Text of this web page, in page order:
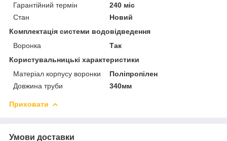
Гарантійний термін
240 міс
Стан
Новий
Комплектація системи водовідведення
Воронка
Так
Користувальницькі характеристики
Матеріал корпусу воронки
Поліпропілен
Довжина труби
340мм
Приховати
Умови доставки